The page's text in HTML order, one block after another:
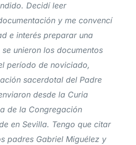
Decidí leer
y me convencí
e interés preparar una
unieron los documentos
período de noviciado,
sacerdotal del Padre
desde la Curia
de la Congregación
en Sevilla. Tengo que citar
padres Gabriel Miguélez y